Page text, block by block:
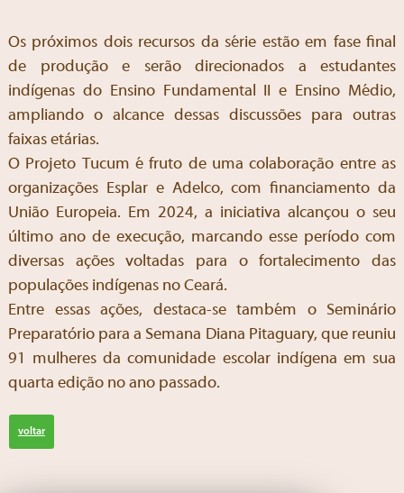
Os próximos dois recursos da série estão em fase final
de produção e serão direcionados a estudantes
indígenas do Ensino Fundamental II e Ensino Médio,
ampliando o alcance dessas discussões para outras
faixas etárias.
O Projeto Tucum é fruto de uma colaboração entre as
organizações Esplar e Adelco, com financiamento da
União Europeia. Em 2024, a iniciativa alcançou o seu
último ano de execução, marcando esse período com
diversas ações voltadas para o fortalecimento das
populações indígenas no Ceará.
Entre essas ações, destaca-se também o Seminário
Preparatório para a Semana Diana Pitaguary, que reuniu
91 mulheres da comunidade escolar indígena em sua
quarta edição no ano passado.
voltar